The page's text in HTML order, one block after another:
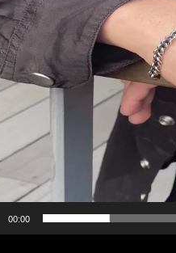
00:00